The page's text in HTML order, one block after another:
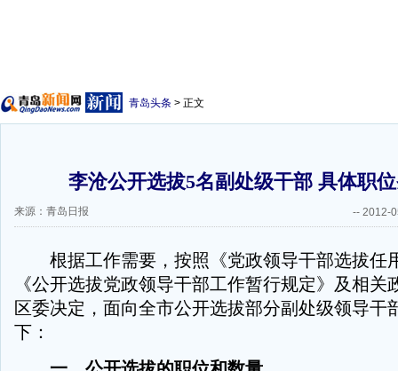
青岛头条 > 正文
李沧公开选拔5名副处级干部 具体职
来源：青岛日报 -- 2012-
根据工作需要，按照《党政领导干部选拔任
《公开选拔党政领导干部工作暂行规定》及相关
区委决定，面向全市公开选拔部分副处级领导干
下：